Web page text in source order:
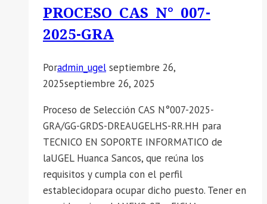
RESULTADO
PRELIMINARES
PROCESO
DE
DE
PERSONAL
ADMINISTRATIVO
DE
LA
SEDE
PROCESO CAS N° 007-
2025-GRA
Poradmin_ugel septiembre 26,
2025septiembre 26, 2025
Proceso de Selección CAS N°007-2025-
GRA/GG-GRDS-DREAUGELHS-RR.HH para
TECNICO EN SOPORTE INFORMATICO de
laUGEL Huanca Sancos, que reúna los
requisitos y cumpla con el perfil
establecidopara ocupar dicho puesto. Tener en